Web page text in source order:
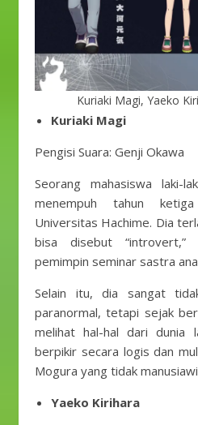
Kuriaki Magi, Yaeko
Kuriaki Magi
Pengisi Suara: Genji Okawa
Seorang mahasiswa laki-
menempuh tahun
Universitas Hachime. Dia
bisa disebut “introvert,”
pemimpin seminar sastra
Selain itu, dia sangat
paranormal, tetapi sejak
melihat hal-hal dari dunia
berpikir secara logis dan
Mogura yang tidak
Yaeko Kirihara